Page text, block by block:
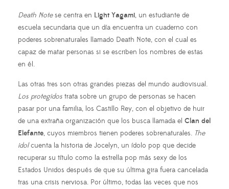
Death Notese centra en Light Yagami, un estudiante de
escuela secundaria que un día encuentra un cuaderno con
poderes sobrenaturales llamado Death Note, con el cual es
capaz de matar personas si se escriben los nombres de estas
en él.
Las otras tres son otras grandes piezas del mundo audiovisual.
Los protegidos trata sobre un grupo de personas se hacen
pasar por una familia, los Castillo Rey, con el objetivo de huir
de una extraña organización que los busca llamada el Clan del
Elefante, cuyos miembros tienen poderes sobrenaturales. The
idolcuenta la historia de Jocelyn, un ídolo pop que decide
recuperar su título como la estrella pop más sexy de los
Estados Unidos después de que su última gira fuera cancelada
tras una crisis nerviosa. Por último, todas las veces que nos